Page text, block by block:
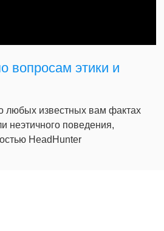
вопросам этики и
любых известных вам фактах
неэтичного поведения,
HeadHunter